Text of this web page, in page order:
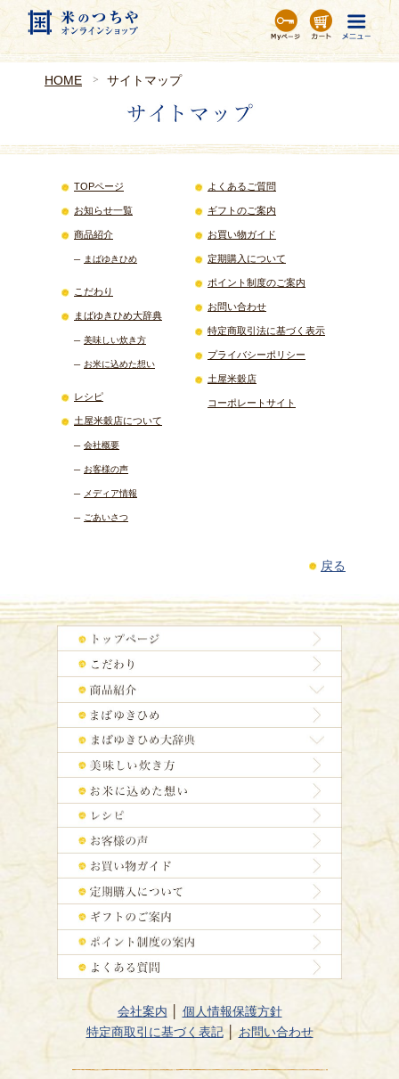
HOME サイトマップ
TOPページ
お知らせ一覧
商品紹介
まばゆきひめ
こだわり
まばゆきひめ大辞典
美味しい炊き方
お米に込めた想い
レシピ
土屋米穀店について
会社概要
お客様の声
メディア情報
ごあいさつ
よくあるご質問
ギフトのご案内
お買い物ガイド
定期購入について
ポイント制度のご案内
お問い合わせ
特定商取引法に基づく表示
プライバシーポリシー
土屋米穀店
コーポレートサイト
戻る
会社案内
個人情報保護方針
特定商取引に基づく表記│お問い合わせ